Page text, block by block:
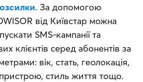
. За допомогою
від Київстар можна
SMS-кампанії та
клієнтів серед абонентів за
вік, стать, геолокація,
стиль життя тощо.